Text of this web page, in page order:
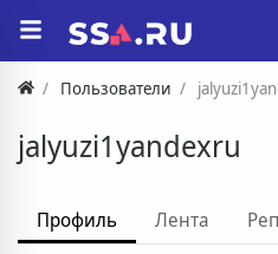
Пользователи
jalyuzi1yandexru
Профиль Лента